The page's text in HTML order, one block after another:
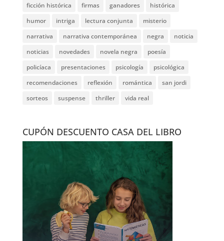
ficción histórica
firmas ganadores
histórica
humor
intriga lectura conjunta
misterio
narrativa
narrativa contemporánea negra
noticia
noticias
novedades novela negra
poesía
policíaca
presentaciones psicología
psicológica
recomendaciones
reflexión romántica
san jordi
sorteos
suspense thriller vida real
CUPÓN DESCUENTO CASA DEL LIBRO